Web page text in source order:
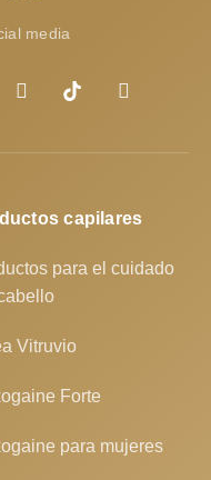
media
capilares
para el cuidado
Vitruvio
Forte
para mujeres